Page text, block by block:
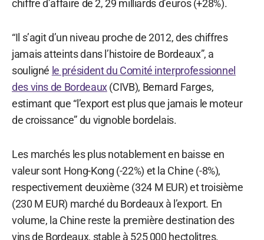
chiffre d’affaire de 2, 29 milliards d’euros (+28%).
“Il s’agit d’un niveau proche de 2012, des chiffres
jamais atteints dans l’histoire de Bordeaux”, a
souligné le président du Comité interprofessionnel
des vins de Bordeaux(CIVB), Bernard Farges,
estimant que “l’export est plus que jamais le moteur
de croissance” du vignoble bordelais.
Les marchés les plus notablement en baisse en
valeur sont Hong-Kong (-22%) et la Chine (-8%),
respectivement deuxième (324 M EUR) et troisième
(230 M EUR) marché du Bordeaux à l’export. En
volume, la Chine reste la première destination des
vins de Bordeaux, stable à 525 000 hectolitres.